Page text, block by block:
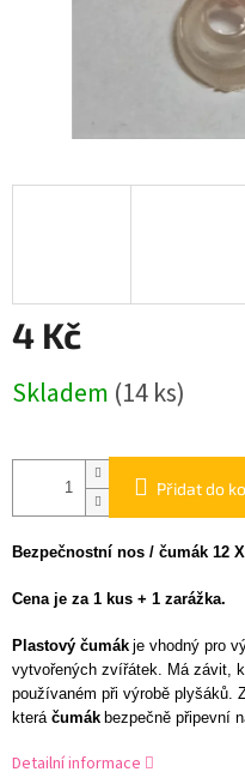
4 Kč
cena:
Skladem (14 ks)
Přidat do
Bezpečnostní nos / čumák 12
Cena je za 1 kus + 1 zarážka.
Plastový čumák je vhodný pro
vytvořených zvířátek. Má závit,
používaném při výrobě plyšáků.
která čumák bezpečně připevní
Detailní informace